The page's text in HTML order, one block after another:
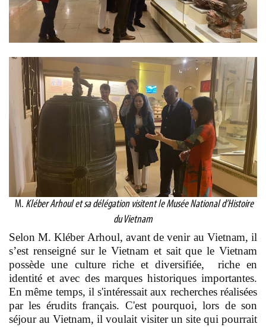
M. Kléber Arhoul et sa délégation visitent le Musée National d’Histoire
du Vietnam
Selon M. Kléber Arhoul, avant de venir au Vietnam, il
s’est renseigné sur le Vietnam et sait que le Vietnam
possède une culture riche et diversifiée, riche en
identité et avec des marques historiques importantes.
En même temps, il s'intéressait aux recherches réalisées
par les érudits français. C'est pourquoi, lors de son
séjour au Vietnam, il voulait visiter un site qui pourrait